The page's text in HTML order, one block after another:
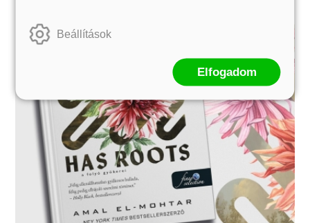
Beállítások
Elfogadom